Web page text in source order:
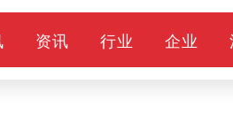
资讯 行业 企业